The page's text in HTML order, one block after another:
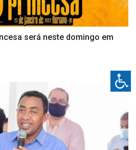
será neste domingo em